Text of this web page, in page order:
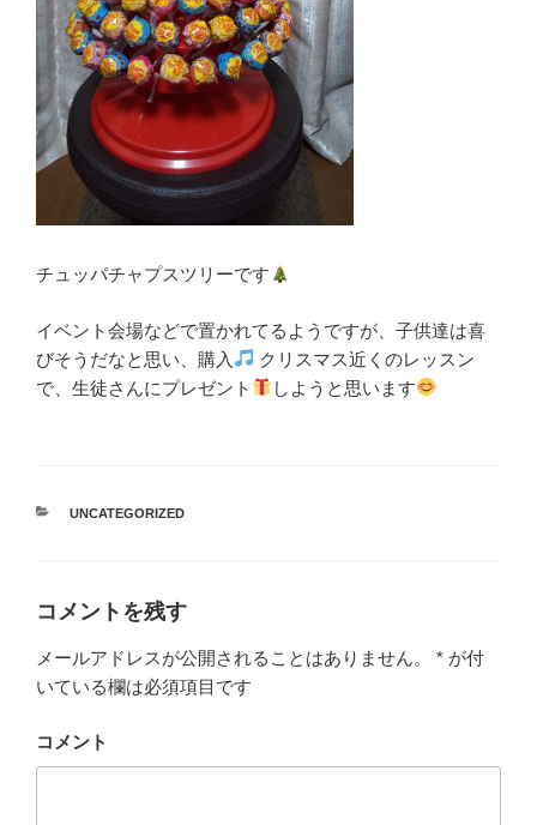
チュッパチャプスツリーです
イベント会場などで置かれてるようですが、子供達は喜
びそうだなと思い、購入
クリスマス近くのレッスン
で、生徒さんにプレゼント
しようと思います
カ
ー
UNCATEGORIZED
コメントを残す
メールアドレスが公開されることはありません。 * が付
いている欄は必須項目です
コメント